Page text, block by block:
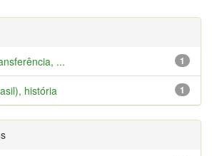
1
...
1
história